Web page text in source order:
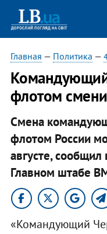
Главная — Политика —
флотом
Смена
флотом России
августе, сообщил
Главном штабе
«Командующий